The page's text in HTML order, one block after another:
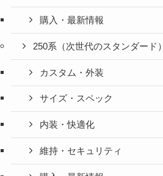
購入・最新情報
250系（次世代のスタンダード）
カスタム・外装
サイズ・スペック
内装・快適化
維持・セキュリティ